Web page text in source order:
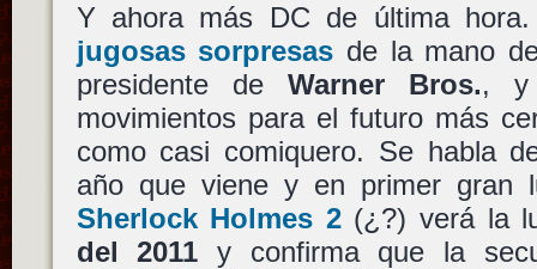
Y ahora más DC de última
jugosas sorpresas de la mano
presidente de Warner Bros., y
movimientos para el futuro más
como casi comiquero. Se habla
año que viene y en primer gran
Sherlock Holmes 2(¿?) verá la
del 2011 y confirma que la